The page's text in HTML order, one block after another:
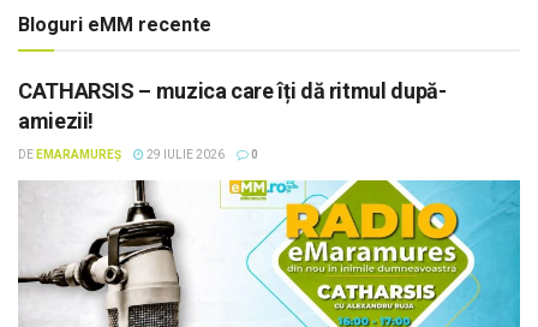
Bloguri eMM recente
CATHARSIS – muzica care îți dă ritmul după-
amiezii!
DE EMARAMUREȘ 29 IULIE 2026 0